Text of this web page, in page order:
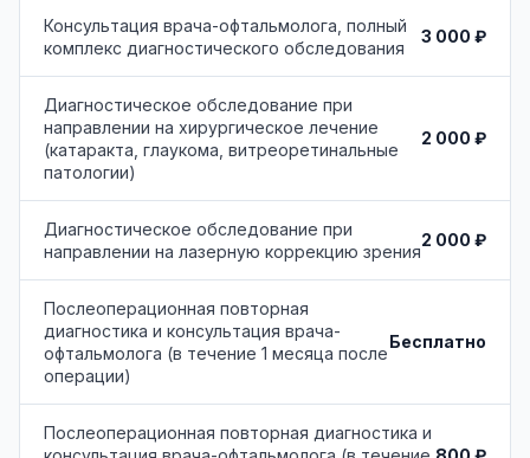
Консультация врача-офтальмолога, полный
комплекс диагностического обследования
3 000 ₽
Диагностическое обследование при
направлении на хирургическое лечение
(катаракта, глаукома, витреоретинальные
патологии)
2 000 ₽
Диагностическое обследование при
направлении на лазерную коррекцию зрения
2 000 ₽
Послеоперационная повторная
диагностика и консультация врача-
офтальмолога (в течение 1 месяца после
операции)
Бесплатно
Послеоперационная повторная диагностика и